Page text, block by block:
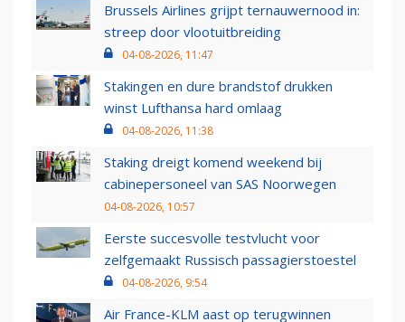
Brussels Airlines grijpt ternauwernood in:
streep door vlootuitbreiding
04-08-2026, 11:47
Stakingen en dure brandstof drukken
winst Lufthansa hard omlaag
04-08-2026, 11:38
Staking dreigt komend weekend bij
cabinepersoneel van SAS Noorwegen
04-08-2026, 10:57
Eerste succesvolle testvlucht voor
zelfgemaakt Russisch passagierstoestel
04-08-2026, 9:54
Air France-KLM aast op terugwinnen